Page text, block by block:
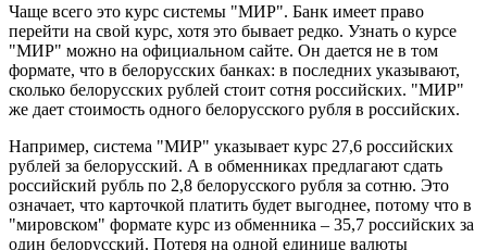
Чаще всего это курс системы "МИР". Банк имеет право
перейти на свой курс, хотя это бывает редко. Узнать о курсе
"МИР" можно на официальном сайте. Он дается не в том
формате, что в белорусских банках: в последних указывают,
сколько белорусских рублей стоит сотня российских. "МИР"
же дает стоимость одного белорусского рубля в российских.
Например, система "МИР" указывает курс 27,6 российских
рублей за белорусский. А в обменниках предлагают сдать
российский рубль по 2,8 белорусского рубля за сотню. Это
означает, что карточкой платить будет выгоднее, потому что в
"мировском" формате курс из обменника – 35,7 российских за
один белорусский. Потеря на одной единице валюты